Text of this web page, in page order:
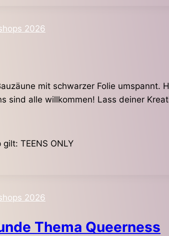
2026
mit schwarzer Folie
sind alle willkommen! Lass deiner
TEENS ONLY
2026
Thema Queerness